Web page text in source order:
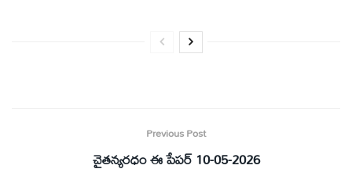
Previous Post
చైతన్యరధం ఈ పేపర్ 10-05-2026